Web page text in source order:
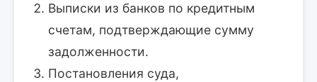
Выписки из банков по кредитным
счетам, подтверждающие сумму
задолженности.
Постановления суда,